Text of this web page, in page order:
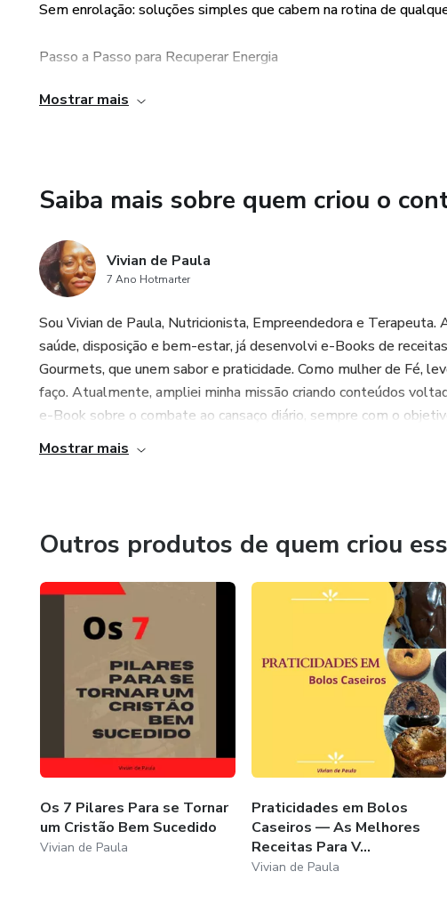
### 📱 Acesso 100% Digital
Após a confirmação da compra, você
CANSAÇO** de uma vez por todas!
Sem enrolação: soluções simples que cabem na rotina de
Passo a Passo para Recuperar Energia
Estratégias para corpo, mente e emoções, organizadas de forma
Técnicas acessíveis que não exigem gastos extras ou mudanças
Mostrar mais
Saiba mais sobre quem criou o
Vivian de Paula
7 Ano Hotmarter
Sou Vivian de Paula, Nutricionista, Empreendedora e Terapeuta.
saúde, disposição e bem-estar, já desenvolvi e-Books de
Gourmets, que unem sabor e praticidade. Como mulher de Fé,
faço. Atualmente, ampliei minha missão criando conteúdos
e-Book sobre o combate ao cansaço diário, sempre com o
Mostrar mais
Outros produtos de quem criou
Os 7 Pilares Para se Tornar
um Cristão Bem Sucedido
Vivian de Paula
Praticidades em Bolos
Caseiros — As Melhores
Receitas Para V...
Vivian de Paula